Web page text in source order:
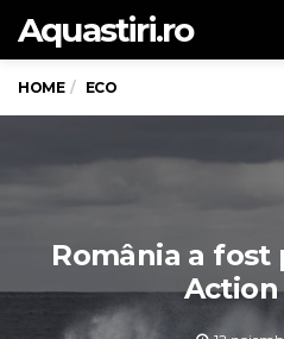
Aquastiri.ro
HOME ECO
România a
Action